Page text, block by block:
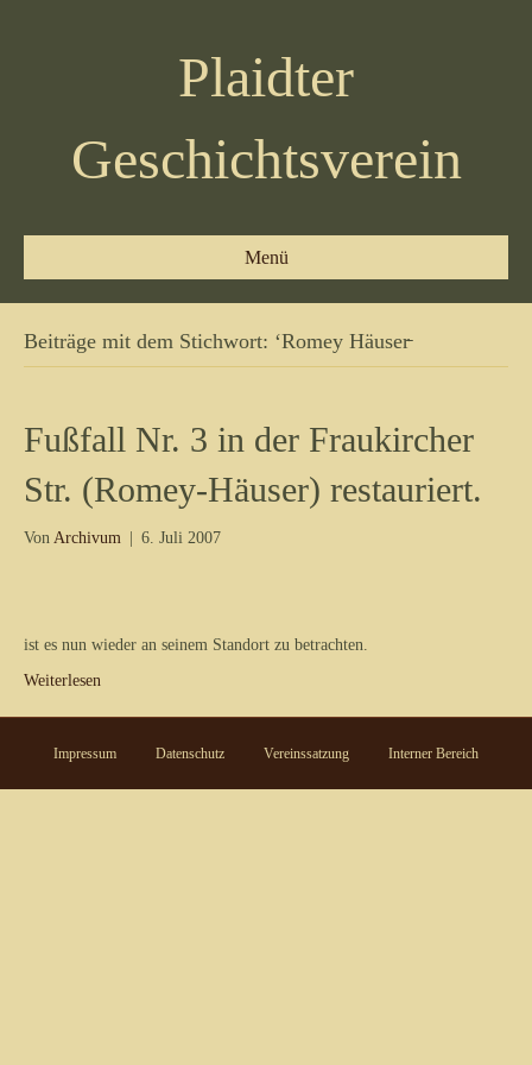
Plaidter
Geschichtsverein
Menü
Beiträge mit dem Stichwort: ‘Romey Häuser̵
Fußfall Nr. 3 in der Fraukircher
Str. (Romey-Häuser) restauriert.
Von Archivum 6. Juli 2007
ist es nun wieder an seinem Standort zu betrachten.
Weiterlesen
Impressum Datenschutz Vereinssatzung Interner Bereich